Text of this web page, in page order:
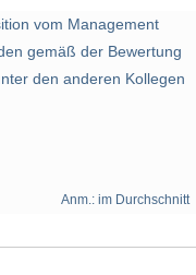
vom Management
gemäß der Bewertung
den anderen Kollegen
Anm.: im Durchschnitt